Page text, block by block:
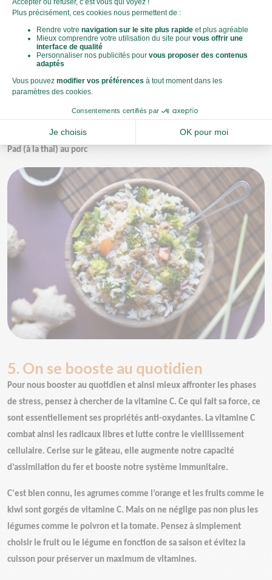
Encore une vitamine à intégrer quotidiennement dans notre
assiette pour combattre le stress efficacement, et surtout
durablement !
nutritionnels. Optez également pour des légumes secs, de l’ail, des
épinards et pour les plus courageux... du foie de veau !
Notre recette riche en vitamine B pour la rentrée : Riz façon Khao
Pad (à la thaï) au porc
5. On se booste au quotidien
Pour nous booster au quotidien et ainsi mieux affronter les phases
de stress, pensez à chercher de la vitamine C. Ce qui fait sa force, ce
sont essentiellement ses propriétés anti-oxydantes. La vitamine C
combat ainsi les radicaux libres et lutte contre le vieillissement
cellulaire. Cerise sur le gâteau, elle augmente notre capacité
d’assimilation du fer et booste notre système immunitaire.
C'est bien connu, les agrumes comme l’orange et les fruits comme le
kiwi sont gorgés de vitamine C. Mais on ne néglige pas non plus les
légumes comme le poivron et la tomate. Pensez à simplement
choisir le fruit ou le légume en fonction de sa saison et évitez la
cuisson pour préserver un maximum de vitamines.